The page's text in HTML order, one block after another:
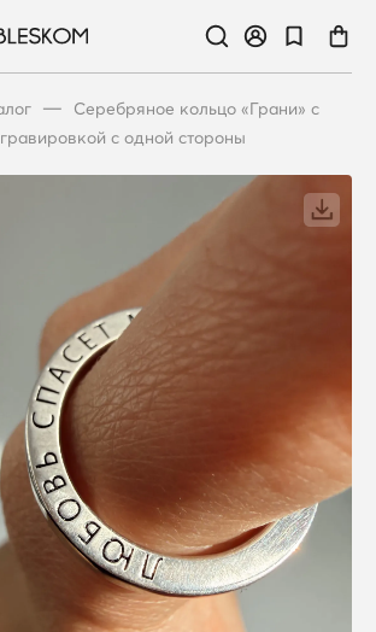
—
Серебряное кольцо «Грани» с
с одной стороны